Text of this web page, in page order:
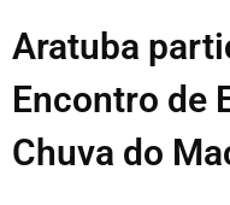
Aratuba
Encontro de
Chuva do